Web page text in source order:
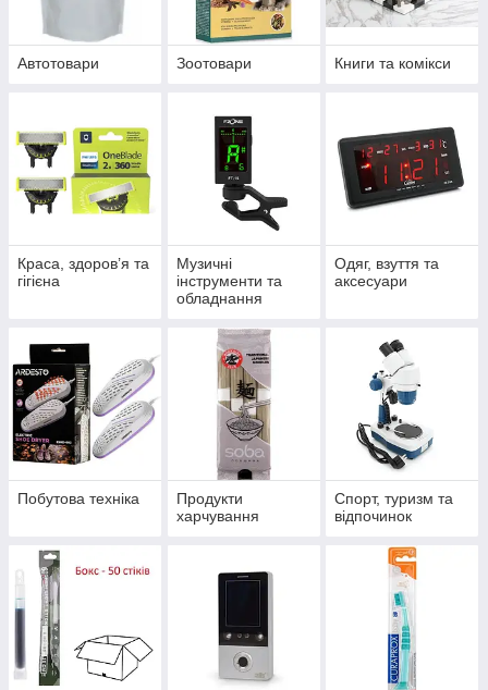
Автотовари Зоотовари Книги та комікси
Краса, здоров’я та
гігієна
Музичні
інструменти та
обладнання
Одяг, взуття та
аксесуари
Побутова техніка
Продукти
харчування
Спорт, туризм та
відпочинок